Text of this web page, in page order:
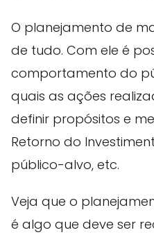
O planejamento de
de tudo. Com ele é
comportamento do
quais as ações
definir propósitos e
Retorno do
público-alvo, etc.
Veja que o
é algo que deve ser